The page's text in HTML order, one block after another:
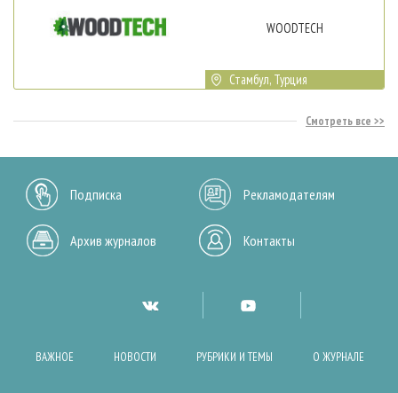
WOODTECH
Стамбул, Турция
Смотреть все
Подписка Рекламодателям
Архив журналов Контакты
ВАЖНОЕ НОВОСТИ РУБРИКИ И ТЕМЫ О ЖУРНАЛЕ